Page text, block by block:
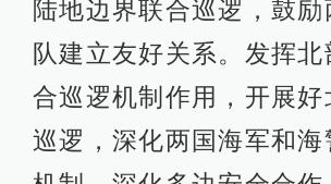
陆地边界联合巡逻，鼓励
队建立友好关系。发挥北
合巡逻机制作用，开展好
巡逻，深化两国海军和海